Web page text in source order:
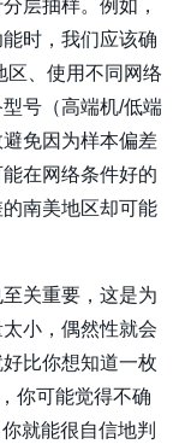
分层抽样。例如，
时，我们应该确
区、使用不同网络
号（高端机/低端
免因为样本偏差
在网络条件好的
南美地区却可能
至关重要，这是为
小，偶然性就会
比你想知道一枚
你可能觉得不确
就能很自信地判